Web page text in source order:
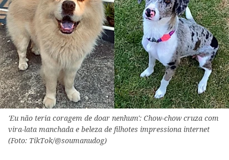
'Eu não teria coragem de doar nenhum': Chow-chow cruza com
vira-lata manchada e beleza de filhotes impressiona internet
(Foto: TikTok/@soumanudog)